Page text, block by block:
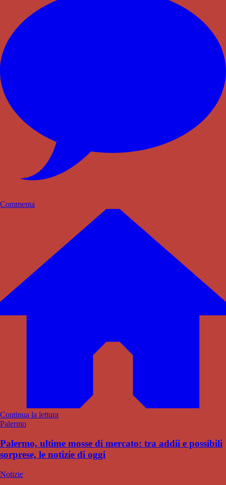
Commenta
Continua la lettura
Palermo
Palermo, ultime mosse di mercato: tra addii e possibili
sorprese, le notizie di oggi
Notizie